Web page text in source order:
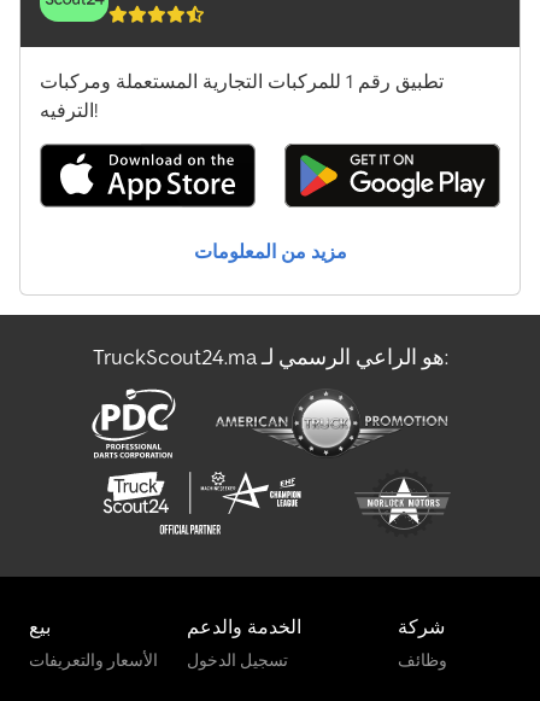
تطبيق رقم 1 للمركبات التجارية المستعملة ومركبات
الترفيه!
مزيد من المعلومات
TruckScout24.ma هو الراعي الرسمي لـ:
بيع
الأسعار والتعريفات
الخدمة والدعم
تسجيل الدخول
شركة
وظائف